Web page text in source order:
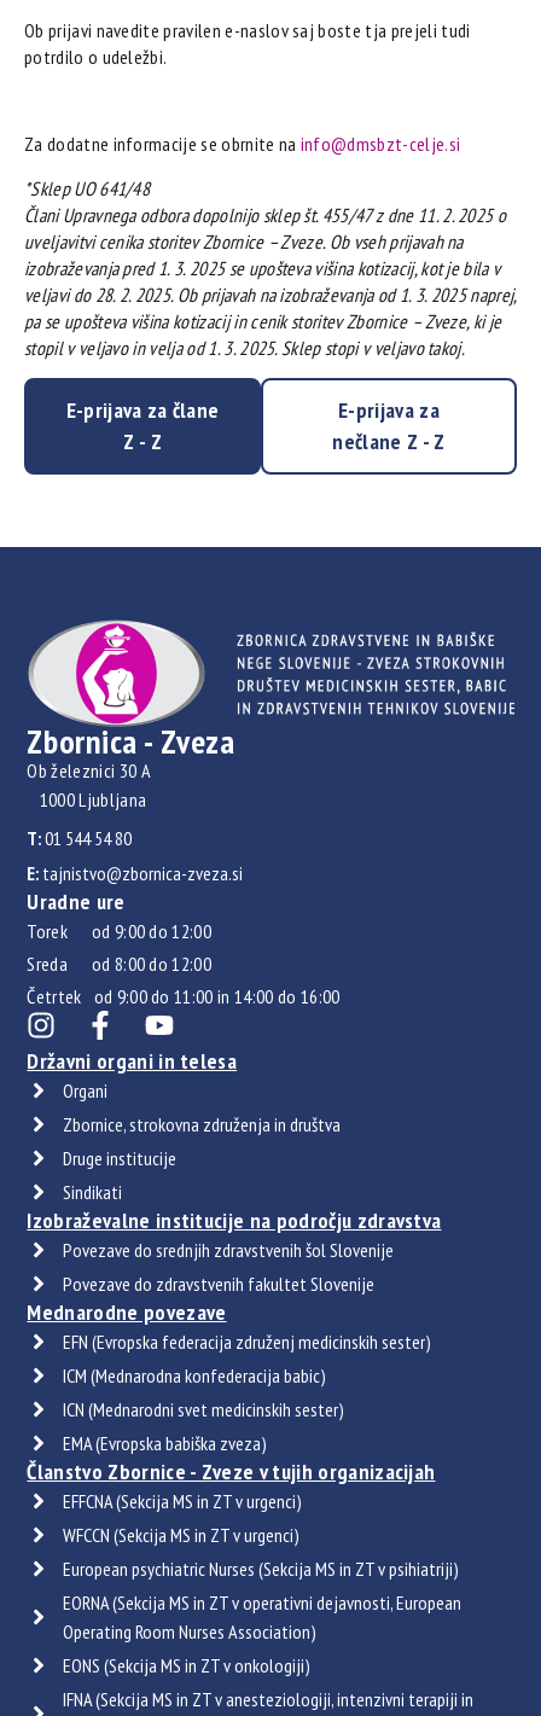
Ob prijavi navedite pravilen e-naslov saj boste tja prejeli tudi
potrdilo o udeležbi.
Za dodatne informacije se obrnite na info@dmsbzt-celje.si
*Sklep UO 641/48
Člani Upravnega odbora dopolnijo sklep št. 455/47 z dne 11. 2. 2025 o
uveljavitvi cenika storitev Zbornice – Zveze. Ob vseh prijavah na
izobraževanja pred 1. 3. 2025 se upošteva višina kotizacij, kot je bila v
veljavi do 28. 2. 2025. Ob prijavah na izobraževanja od 1. 3. 2025 naprej,
pa se upošteva višina kotizacij in cenik storitev Zbornice – Zveze, ki je
stopil v veljavo in velja od 1. 3. 2025. Sklep stopi v veljavo takoj.
E-prijava za člane
Z - Z
E-prijava za
nečlane Z - Z
Zbornica - Zveza
Ob železnici 30 A
1000 Ljubljana
T:01 544 54 80
E: tajnistvo@zbornica-zveza.si
Uradne ure
Torek od 9:00 do 12:00
Sreda od 8:00 do 12:00
Četrtek od 9:00 do 11:00 in 14:00 do 16:00
Državni organi in telesa
Organi
Zbornice, strokovna združenja in društva
Druge institucije
Sindikati
Izobraževalne institucije na področju zdravstva
Povezave do srednjih zdravstvenih šol Slovenije
Povezave do zdravstvenih fakultet Slovenije
Mednarodne povezave
EFN (Evropska federacija združenj medicinskih sester)
ICM (Mednarodna konfederacija babic)
ICN (Mednarodni svet medicinskih sester)
EMA (Evropska babiška zveza)
Članstvo Zbornice - Zveze v tujih organizacijah
EFFCNA (Sekcija MS in ZT v urgenci)
WFCCN (Sekcija MS in ZT v urgenci)
European psychiatric Nurses (Sekcija MS in ZT v psihiatriji)
EORNA (Sekcija MS in ZT v operativni dejavnosti, European
Operating Room Nurses Association)
EONS (Sekcija MS in ZT v onkologiji)
IFNA (Sekcija MS in ZT v anesteziologiji, intenzivni terapiji in